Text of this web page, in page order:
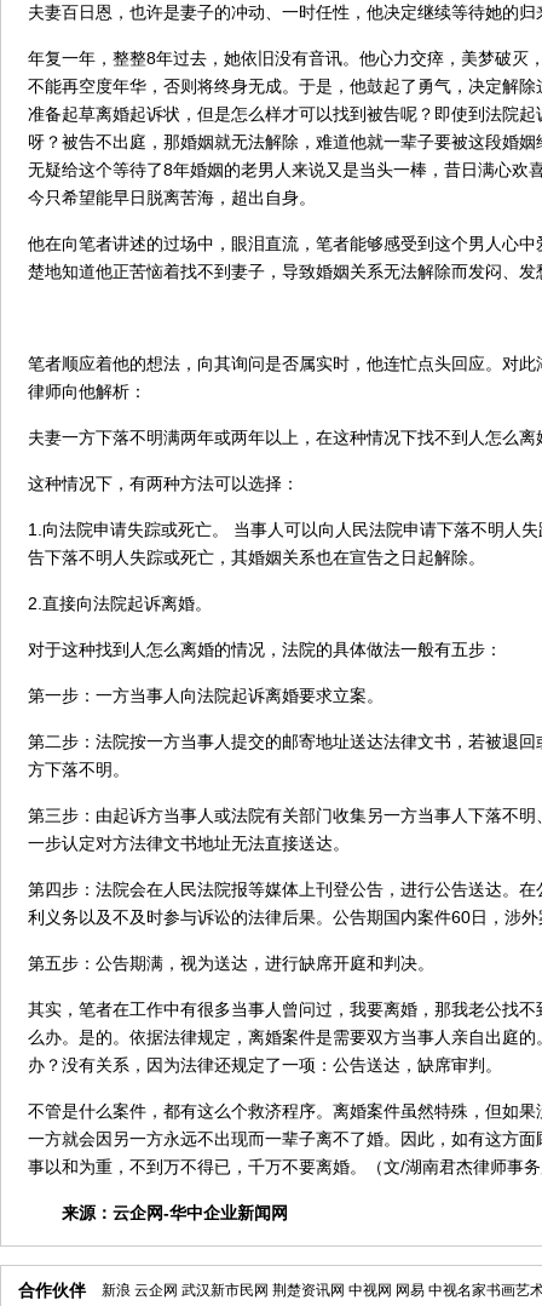
夫妻百日恩，也许是妻子的冲动、一时任性，他决定继续等待她的归
年复一年，整整8年过去，她依旧没有音讯。他心力交瘁，美梦破灭
不能再空度年华，否则将终身无成。于是，他鼓起了勇气，决定解
准备起草离婚起诉状，但是怎么样才可以找到被告呢？即使到法院
呀？被告不出庭，那婚姻就无法解除，难道他就一辈子要被这段婚
无疑给这个等待了8年婚姻的老男人来说又是当头一棒，昔日满心欢
今只希望能早日脱离苦海，超出自身。
他在向笔者讲述的过场中，眼泪直流，笔者能够感受到这个男人心
楚地知道他正苦恼着找不到妻子，导致婚姻关系无法解除而发闷、发
笔者顺应着他的想法，向其询问是否属实时，他连忙点头回应。对
律师向他解析：
夫妻一方下落不明满两年或两年以上，在这种情况下找不到人怎么离
这种情况下，有两种方法可以选择：
1.向法院申请失踪或死亡。 当事人可以向人民法院申请下落不明人
告下落不明人失踪或死亡，其婚姻关系也在宣告之日起解除。
2.直接向法院起诉离婚。
对于这种找到人怎么离婚的情况，法院的具体做法一般有五步：
第一步：一方当事人向法院起诉离婚要求立案。
第二步：法院按一方当事人提交的邮寄地址送达法律文书，若被退
方下落不明。
第三步：由起诉方当事人或法院有关部门收集另一方当事人下落不
一步认定对方法律文书地址无法直接送达。
第四步：法院会在人民法院报等媒体上刊登公告，进行公告送达。
利义务以及不及时参与诉讼的法律后果。公告期国内案件60日，涉
第五步：公告期满，视为送达，进行缺席开庭和判决。
其实，笔者在工作中有很多当事人曾问过，我要离婚，那我老公找
么办。是的。依据法律规定，离婚案件是需要双方当事人亲自出庭
办？没有关系，因为法律还规定了一项：公告送达，缺席审判。
不管是什么案件，都有这么个救济程序。离婚案件虽然特殊，但如
一方就会因另一方永远不出现而一辈子离不了婚。因此，如有这方
事以和为重，不到万不得已，千万不要离婚。（文/湖南君杰律师事
来源： 云企网-华中企业新闻网
合作伙伴 新浪 云企网 武汉新市民网 荆楚资讯网 中视网 网易 中视名家书画艺